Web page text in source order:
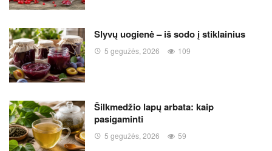
Slyvų uogienė – iš sodo į stiklainius
5 gegužės, 2026 109
Šilkmedžio lapų arbata: kaip
pasigaminti
5 gegužės, 2026 59